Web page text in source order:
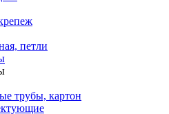
петли
трубы, картон